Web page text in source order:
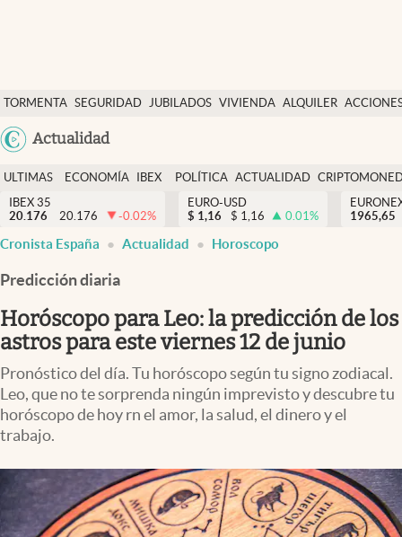
TORMENTA SEGURIDAD JUBILADOS VIVIENDA ALQUILER
USA
Actualidad
Economía y finanzas
Política
Actualidad
Criptomonedas
España
ULTIMAS
NOTICIAS
ECONOMÍA
FINANZAS
IBEX
EURO
POLÍTICA ACTUALIDAD
IBEX 35
20.176
20.176 -0.02%
EURO-USD
$ 1,16 $ 1,16 0.01%
1965,65
Cronista España Actualidad Horoscopo
Predicción diaria
Horóscopo para Leo: la predicción de los
astros para este viernes 12 de junio
Pronóstico del día. Tu horóscopo según tu signo zodiacal.
Leo, que no te sorprenda ningún imprevisto y descubre tu
horóscopo de hoy rn el amor, la salud, el dinero y el
trabajo.